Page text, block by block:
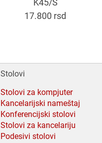
K45/S
17.800 rsd
Stolovi
Stolovi za kompjuter
Kancelarijski nameštaj
Konferencijski stolovi
Stolovi za kancelariju
Podesivi stolovi